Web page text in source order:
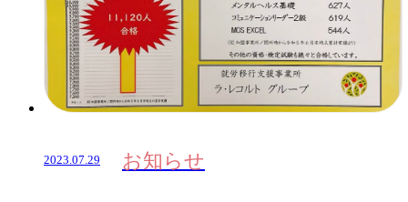
2023.07.29 お知らせ